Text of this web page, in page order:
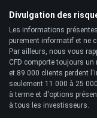
Divulgation des
Les informations
purement informatif et ne
Par ailleurs, nous vous
CFD comporte toujours
et 89 000 clients perdent
seulement 11 000 à 25
à terme et d'options
à tous les investisseurs.